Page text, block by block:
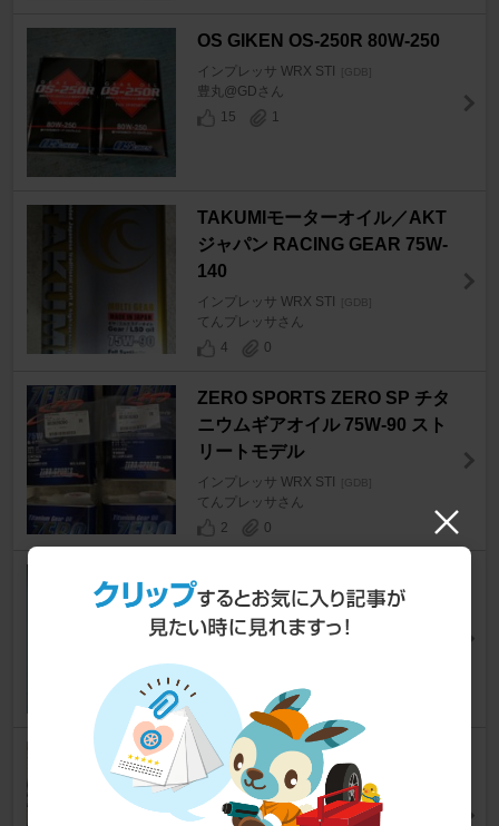
OS GIKEN OS-250R 80W-250
インプレッサ WRX STI [GDB]
豊丸@GDさん
15
1
TAKUMIモーターオイル／AKT
ジャパン RACING GEAR 75W-
140
インプレッサ WRX STI [GDB]
てんプレッサさん
4
0
ZERO SPORTS ZERO SP チタ
ニウムギアオイル 75W-90 スト
リートモデル
インプレッサ WRX STI [GDB]
てんプレッサさん
2
0
スバル(純正) イグニッションコ
イル
インプレッサ WRX STI [GDB]
33
ENKEI PerformanceLine PF09
インプレッサ WRX STI [GDB]
もずく＠丸目ちゃんさん